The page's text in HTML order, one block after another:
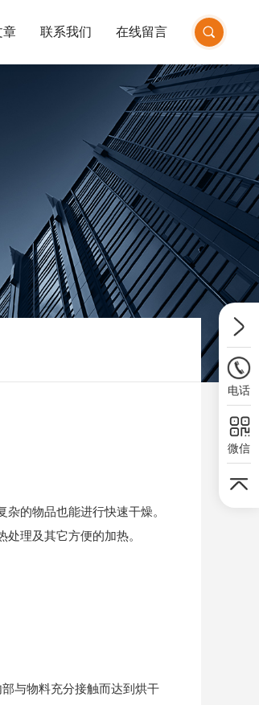
章 联系我们 在线留言
的物品也能进行快速干燥。
理及其它方便的加热。
与物料充分接触而达到烘干
电话
微信